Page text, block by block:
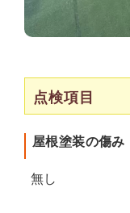
点検項目
屋根塗装の傷み
無し